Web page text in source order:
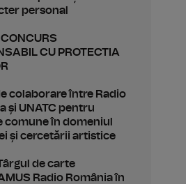
personal
CU PROTECTIA
colaborare între Radio
și UNATC pentru
comune în domeniul
și cercetării artistice
de carte
Radio România în